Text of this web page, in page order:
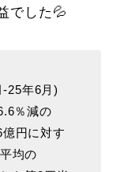
でした💦
25年6月)
％減の
円に対す
均の